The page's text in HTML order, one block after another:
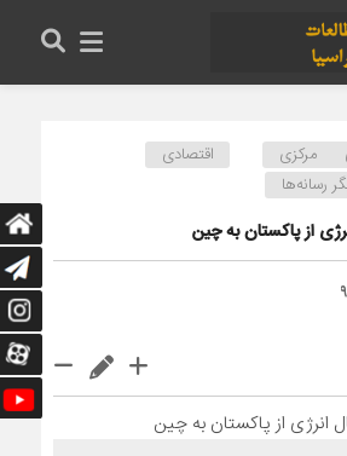
مرکزی
اقتصادی
رسانه‌ها
از پاکستان به چین